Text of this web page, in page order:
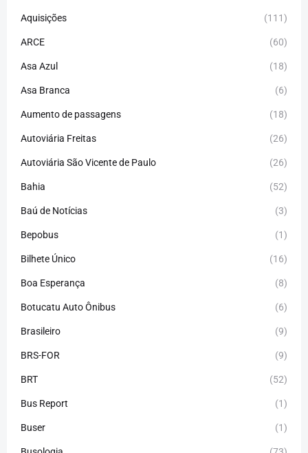
Aquisições (111)
ARCE (60)
Asa Azul (18)
Asa Branca (6)
Aumento de passagens (18)
Autoviária Freitas (26)
Autoviária São Vicente de Paulo (26)
Bahia (52)
Baú de Notícias (3)
Bepobus (1)
Bilhete Único (16)
Boa Esperança (8)
Botucatu Auto Ônibus (6)
Brasileiro (9)
BRS-FOR (9)
BRT (52)
Bus Report (1)
Buser (1)